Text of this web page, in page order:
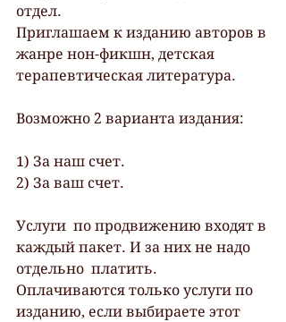
отдел.
Приглашаем к изданию авторов в
жанре нон-фикшн, детская
терапевтическая литература.
Возможно 2 варианта издания:
1) За наш счет.
2) За ваш счет.
Услуги  по продвижению входят в
каждый пакет. И за них не надо
отдельно  платить.
Оплачиваются только услуги по
изданию, если выбираете этот